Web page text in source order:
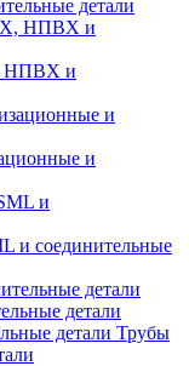
детали
НПВХ и
и
и соединительные
детали
Трубы